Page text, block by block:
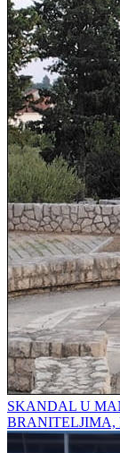
SKANDAL U
BRANITELJIMA,